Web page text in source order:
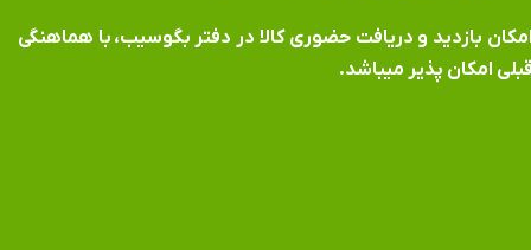
بازدید و دریافت حضوری کالا در دفتر بگوسیب، با هماهنگی
امکان پذیر میباشد.